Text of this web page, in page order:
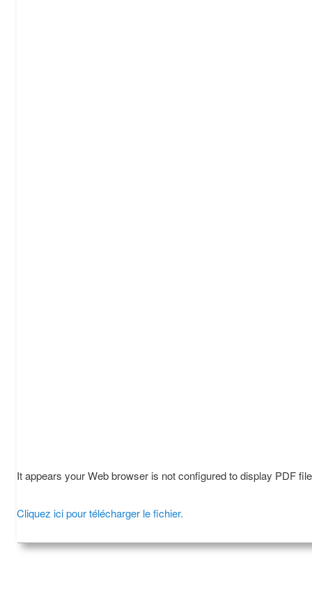
It appears your Web browser is not configured to display PDF
Cliquez ici pour télécharger le fichier.